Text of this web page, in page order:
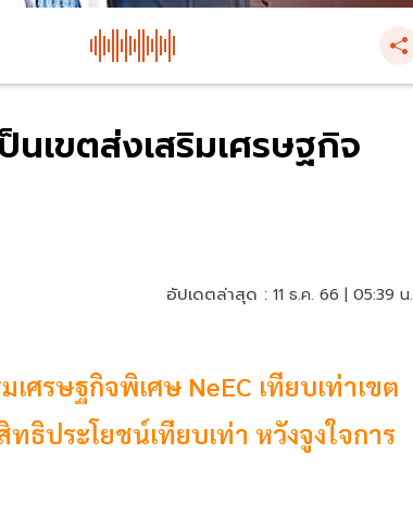
เขตส่งเสริมเศรษฐกิจ
อัปเดตล่าสุด : 11 ธ.ค. 66 | 05:39 น.
ศรษฐกิจพิเศษ NeEC เทียบเท่าเขต
ธิประโยชน์เทียบเท่า หวังจูงใจการ